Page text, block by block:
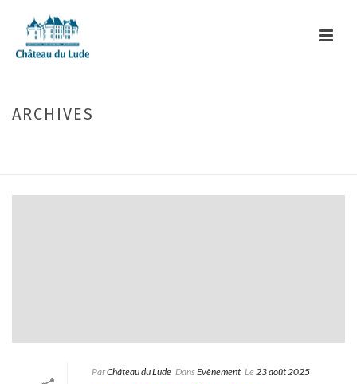
ARCHIVES
ParChâteau du Lude DansEvènement Le 23 août 2025